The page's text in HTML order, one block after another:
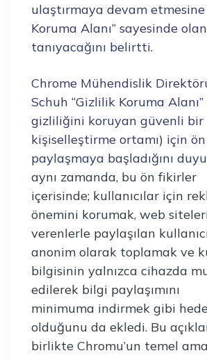
ulaştırmaya devam etmesine
Koruma Alanı’’ sayesinde
tanıyacağını belirtti.
Chrome Mühendislik
Schuh “Gizlilik Koruma Alanı’’
gizliliğini koruyan güvenli bir
kişiselleştirme ortamı) için
paylaşmaya başladığını
aynı zamanda, bu ön fikirler
içerisinde; kullanıcılar için
önemini korumak, web
verenlerle paylaşılan
anonim olarak toplamak ve
bilgisinin yalnızca cihazda
edilerek bilgi paylaşımını
minimuma indirmek gibi
olduğunu da ekledi. Bu
birlikte Chromu’un temel